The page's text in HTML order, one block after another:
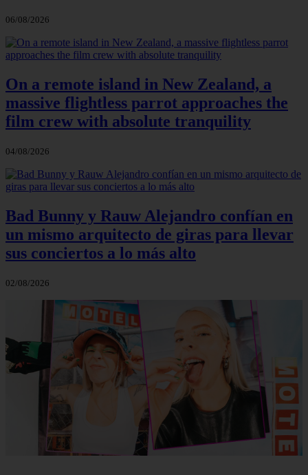
06/08/2026
On a remote island in New Zealand, a
massive flightless parrot approaches the
film crew with absolute tranquility
04/08/2026
Bad Bunny y Rauw Alejandro confían en
un mismo arquitecto de giras para llevar
sus conciertos a lo más alto
02/08/2026